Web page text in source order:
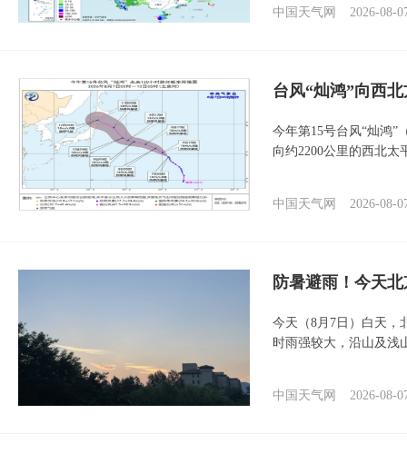
中国天气网 2026-08-
台风“灿鸿”向西
今年第15号台风“灿鸿”
向约2200公里的西北太
中国天气网 2026-08-
防暑避雨！今天
今天（8月7日）白天，
时雨强较大，沿山及浅
中国天气网 2026-08-